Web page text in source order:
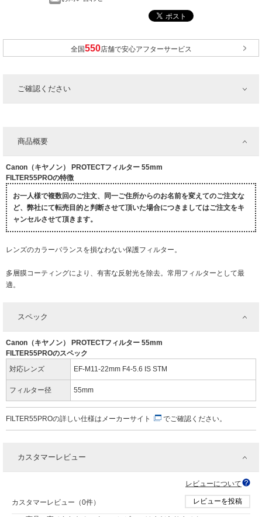
全国 店舗で安心アフターサービス
ご確認ください
商品概要
Canon（キヤノン） PROTECTフィルター 55mm
FILTER55PROの特徴
お一人様で複数回のご注文、同一ご住所からのお名前を変えてのご注文な
ど、弊社にて転売目的と判断させて頂いた場合につきましてはご注文をキ
ャンセルさせて頂きます。
レンズのカラーバランスを損なわない保護フィルター。
多層膜コーティングにより、有害な反射光を除去。常用フィルターとして最
適。
スペック
Canon（キヤノン） PROTECTフィルター 55mm
FILTER55PROのスペック
対応レンズ
EF-M11-22mm F4-5.6 IS STM
フィルター径 55mm
FILTER55PROの詳しい仕様は メーカーサイト でご確認ください。
カスタマーレビュー
レビューについて
カスタマーレビュー（0件） レビューを投稿